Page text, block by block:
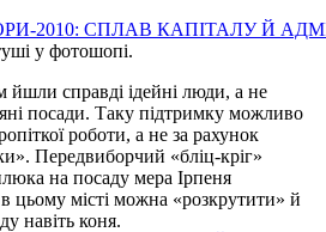
у фотошопі.
йшли справді ідейні люди, а не
посади. Таку підтримку можливо
роботи, а не за рахунок
Передвиборчий «бліц-кріг»
на посаду мера Ірпеня
цьому місті можна «розкрутити» й
навіть коня.